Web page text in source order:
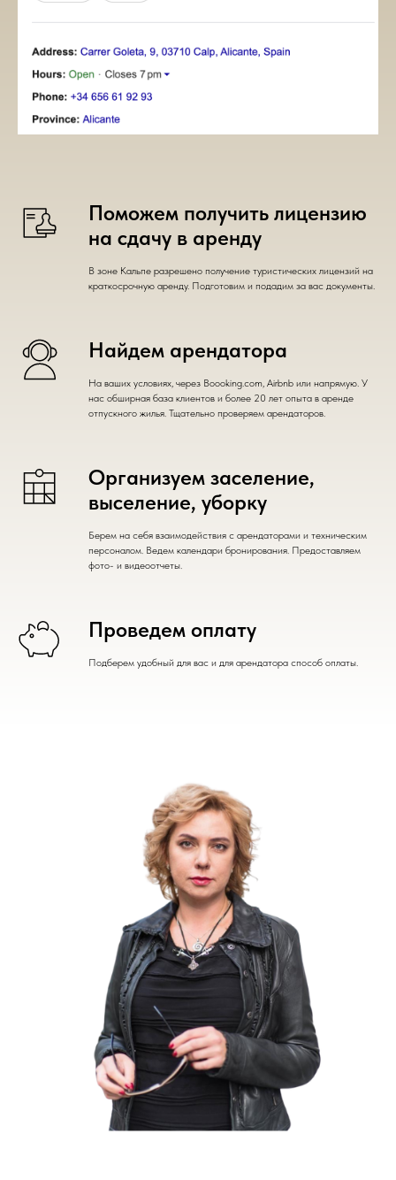
Поможем получить лицензию
на сдачу в аренду
В зоне Кальпе разрешено получение туристических лицензий на
краткосрочную аренду. Подготовим и подадим за вас документы.
Найдем арендатора
На ваших условиях, через Boooking.com, Airbnb или напрямую. У
нас обширная база клиентов и более 20 лет опыта в аренде
отпускного жилья. Тщательно проверяем арендаторов.
Организуем заселение,
выселение, уборку
Берем на себя взаимодействия с арендаторами и техническим
персоналом. Ведем календари бронирования. Предоставляем
фото- и видеоотчеты.
Проведем оплату
Подберем удобный для вас и для арендатора способ оплаты.